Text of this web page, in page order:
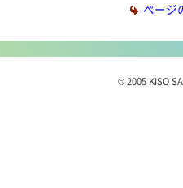
ページ
© 2005 KISO